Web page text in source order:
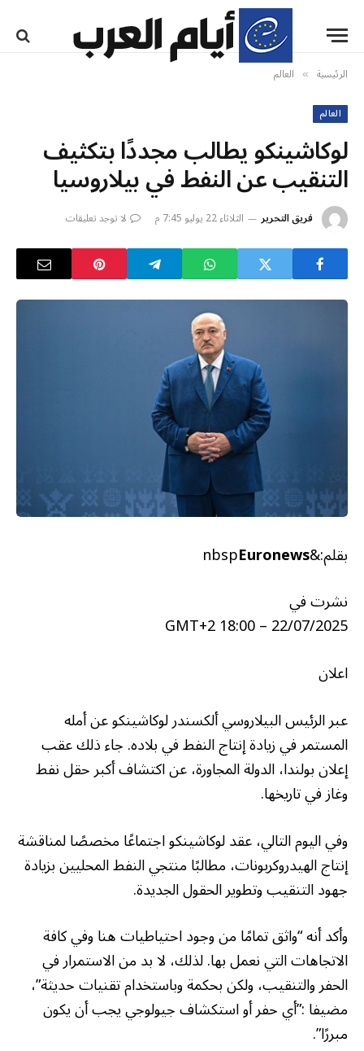
الرئيسية » العالم
العالم
لوكاشينكو يطالب مجددًا بتكثيف
التنقيب عن النفط في بيلاروسيا
فريق التحرير الثلاثاء 22 يوليو 7:45 م لا توجد تعليقات
بقلم:&nbspEuronews
نشرت في
22/07/2025 – 18:00 GMT+2
اعلان
عبر الرئيس البيلاروسي ألكسندر لوكاشينكو عن أمله
المستمر في زيادة إنتاج النفط في بلاده. جاء ذلك عقب
إعلان بولندا، الدولة المجاورة، عن اكتشاف أكبر حقل نفط
وغاز في تاريخها.
وفي اليوم التالي، عقد لوكاشينكو اجتماعًا مخصصًا لمناقشة
إنتاج الهيدروكربونات، مطالبًا منتجي النفط المحليين بزيادة
جهود التنقيب وتطوير الحقول الجديدة.
وأكد أنه “واثق تمامًا من وجود احتياطيات هنا وفي كافة
الاتجاهات التي نعمل بها. لذلك، لا بد من الاستمرار في
الحفر والتنقيب، ولكن بحكمة وباستخدام تقنيات حديثة”،
مضيفا :”أي حفر أو استكشاف جيولوجي يجب أن يكون
مبررًا”.